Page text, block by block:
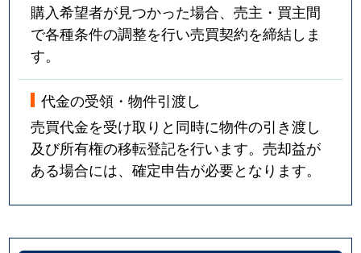
購入希望者が見つかった場合、売主・買主間
で各種条件の調整を行い売買契約を締結しま
す。
代金の受領・物件引渡し
売買代金を受け取りと同時に物件の引き渡し
及び所有権の移転登記を行います。売却益が
ある場合には、確定申告が必要となります。